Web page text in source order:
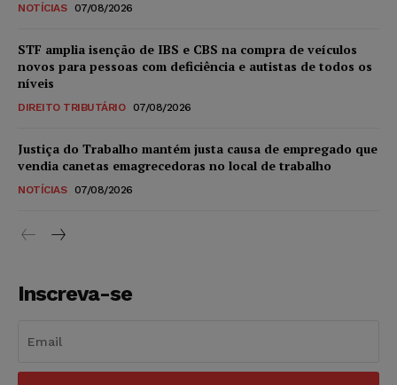
NOTÍCIAS 07/08/2026
STF amplia isenção de IBS e CBS na compra de veículos
novos para pessoas com deficiência e autistas de todos os
níveis
DIREITO TRIBUTÁRIO 07/08/2026
Justiça do Trabalho mantém justa causa de empregado que
vendia canetas emagrecedoras no local de trabalho
NOTÍCIAS 07/08/2026
Inscreva-se